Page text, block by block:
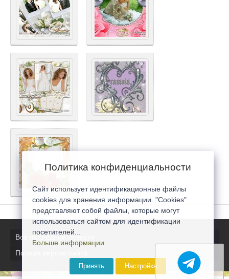
Все последние новости
Полная версия сайта
Политика конфиденциальности
Сайт использует идентификационные файлы
cookies для хранения информации. "Cookies"
представляют собой файлы, которые могут
использоваться сайтом для идентификации
посетителей...
Больше информации
Принять Настройка